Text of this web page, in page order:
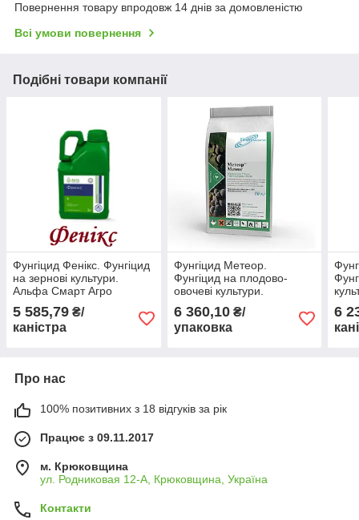
Повернення товару впродовж 14 днів за домовленістю
Всі умови повернення
Подібні товари компанії
Фунгіцид Фенікс. Фунгіцид
на зернові культури.
Альфа Смарт Агро
5 585,79 ₴/
каністра
Фунгіцид Метеор.
Фунгіцид на плодово-
овочеві культури.
6 360,10₴/
упаковка
6
Про нас
100% позитивних з 18 відгуків за рік
Працює з 09.11.2017
м. Крюковщина
ул. Родниковая 12-А, Крюковщина, Україна
Контакти